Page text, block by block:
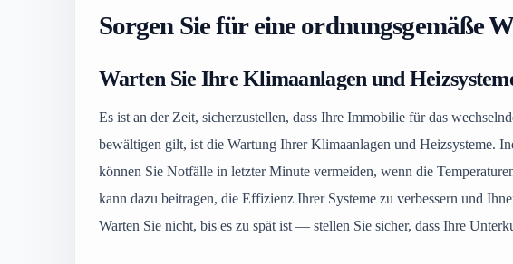
Sorgen Sie für eine ordnungsgemäße
Warten Sie Ihre Klimaanlagen und
Es ist an der Zeit, sicherzustellen, dass Ihre Immobilie für das
bewältigen gilt, ist die Wartung Ihrer Klimaanlagen und Heizsysteme.
können Sie Notfälle in letzter Minute vermeiden, wenn die
kann dazu beitragen, die Effizienz Ihrer Systeme zu verbessern und
Warten Sie nicht, bis es zu spät ist — stellen Sie sicher, dass Ihre